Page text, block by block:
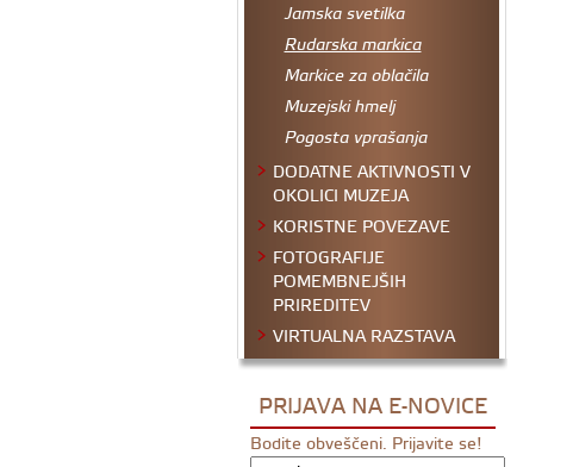
Jamska svetilka
Rudarska markica
Markice za oblačila
Muzejski hmelj
Pogosta vprašanja
DODATNE AKTIVNOSTI V
OKOLICI MUZEJA
KORISTNE POVEZAVE
FOTOGRAFIJE
POMEMBNEJŠIH
PRIREDITEV
VIRTUALNA RAZSTAVA
PRIJAVA NA E-NOVICE
Bodite obveščeni. Prijavite se!